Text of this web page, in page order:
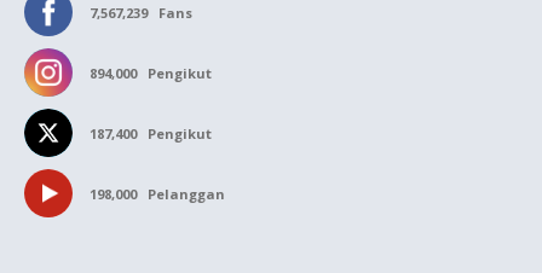
7,567,239 Fans
894,000 Pengikut
187,400 Pengikut
198,000 Pelanggan